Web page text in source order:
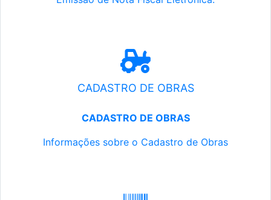
CADASTRO DE OBRAS
CADASTRO DE OBRAS
Informações sobre o Cadastro de Obras